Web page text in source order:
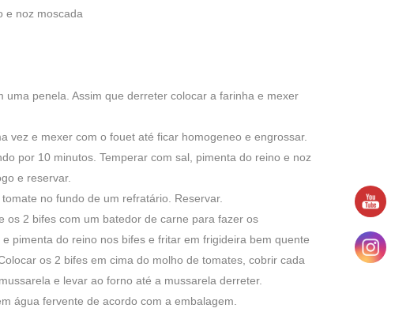
e noz moscada
uma penela. Assim que derreter colocar a farinha e mexer
vez e mexer com o fouet até ficar homogeneo e engrossar.
por 10 minutos. Temperar com sal, pimenta do reino e noz
e reservar.
no fundo de um refratário. Reservar.
os 2 bifes com um batedor de carne para fazer os
pimenta do reino nos bifes e fritar em frigideira bem quente
os 2 bifes em cima do molho de tomates, cobrir cada
e levar ao forno até a mussarela derreter.
água fervente de acordo com a embalagem.